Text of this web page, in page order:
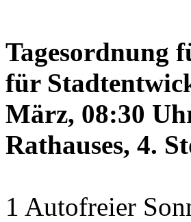
Tagesordnung
für
März, 08:30
Rathauses, 4.
1 Autofreier